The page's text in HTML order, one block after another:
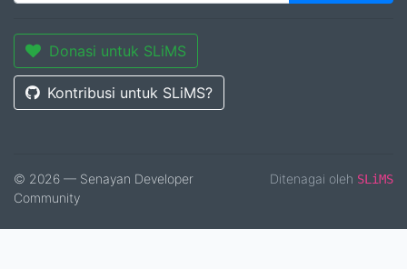
Donasi untuk SLiMS
Kontribusi untuk SLiMS?
© 2026 — Senayan Developer
Community
Ditenagai oleh SLiMS